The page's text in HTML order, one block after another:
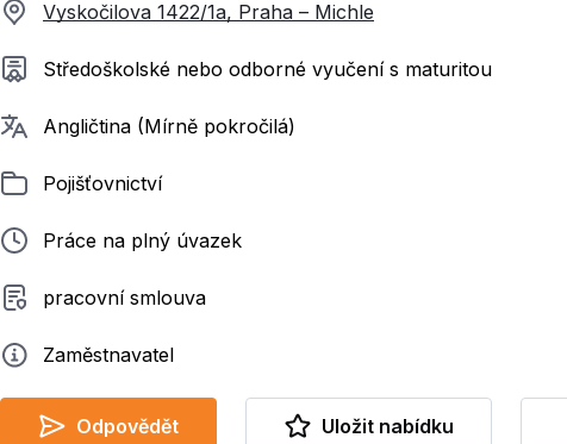
Vyskočilova 1422/1a, Praha – Michle
Požadované vzdělání
Středoškolské nebo odborné vyučení s maturitou
Požadované jazyky
Angličtina (Mírně pokročilá)
ZařazenoPojišťovnictví
Typ pracovního poměru
Práce na plný úvazek
Typ smluvního vztahu
pracovní smlouva
ZadavatelZaměstnavatel
Odpovědět Uložit nabídku